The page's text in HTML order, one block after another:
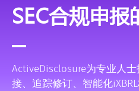
SEC合规申
ActiveDisclosure为专业人
接、追踪修订、智能化